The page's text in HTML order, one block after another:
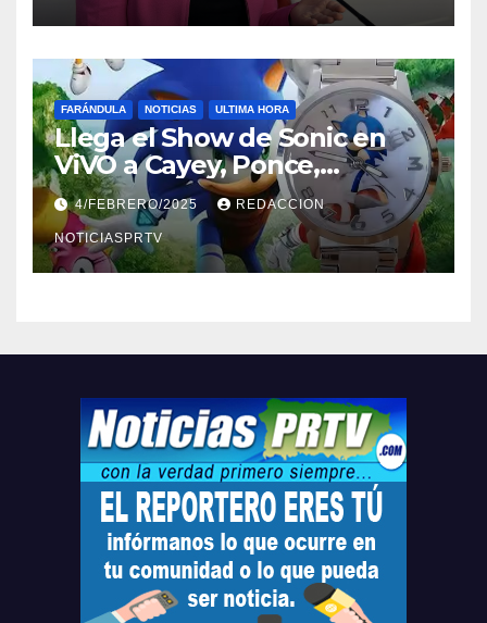
FARÁNDULA NOTICIAS ULTIMA HORA
Llega el Show de Sonic en
ViVO a Cayey, Ponce,
Barceloneta y Humacao,
Relojes gratis para el que
compre ahora….
4/FEBRERO/2025 REDACCION
NOTICIASPRTV